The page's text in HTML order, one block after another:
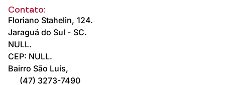
Contato:
Floriano Stahelin, 124.
Jaraguá do Sul - SC.
NULL.
CEP: NULL.
Bairro São Luís,
(47) 3273-7490